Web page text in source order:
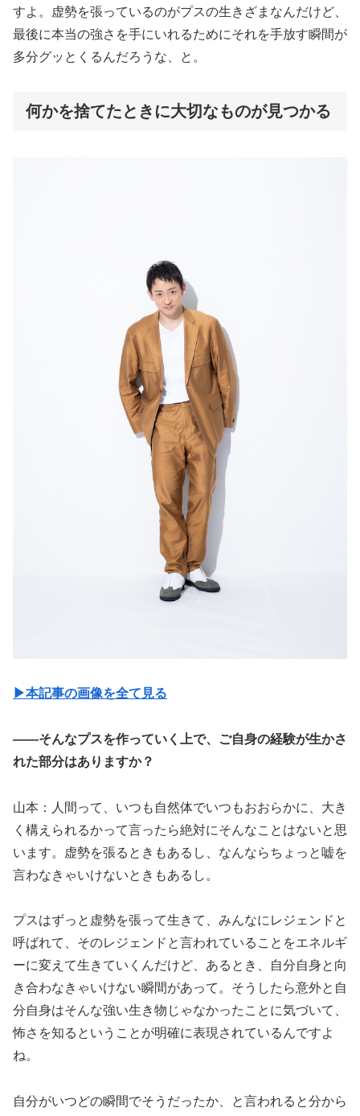
すよ。虚勢を張っているのがプスの生きざまなんだけど、
最後に本当の強さを手にいれるためにそれを手放す瞬間が
多分グッとくるんだろうな、と。
何かを捨てたときに大切なものが見つかる
▶︎本記事の画像を全て見る
――そんなプスを作っていく上で、ご自身の経験が生かさ
れた部分はありますか？
山本：人間って、いつも自然体でいつもおおらかに、大き
く構えられるかって言ったら絶対にそんなことはないと思
います。虚勢を張るときもあるし、なんならちょっと嘘を
言わなきゃいけないときもあるし。
プスはずっと虚勢を張って生きて、みんなにレジェンドと
呼ばれて、そのレジェンドと言われていることをエネルギ
ーに変えて生きていくんだけど、あるとき、自分自身と向
き合わなきゃいけない瞬間があって。そうしたら意外と自
分自身はそんな強い生き物じゃなかったことに気づいて、
怖さを知るということが明確に表現されているんですよ
ね。
自分がいつどの瞬間でそうだったか、と言われると分から